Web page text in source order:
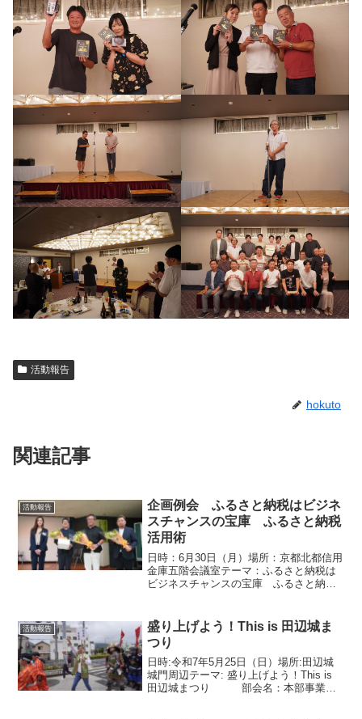
活動報告
hokuto
関連記事
活動報告
企画例会 ふるさと納税はビジネ
スチャンスの宝庫 ふるさと納税
活用術
日時：6月30日（月）場所：京都北都信用
金庫五階会議室テーマ：ふるさと納税は
ビジネスチャンスの宝庫 ふるさと納税
会は、厳しい暑さの中にもかかわらず、
総勢62名（講師含...
活動報告
盛り上げよう！This is 田辺城ま
つり
日時:令和7年5月25日（日）場所:田辺城
城門周辺テーマ: 盛り上げよう！This is
田辺城まつり 部会名：本部事業部